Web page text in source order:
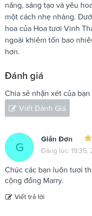
năng, sáng tạo và yêu
một cách nhẹ nhàng.
hoa của Hoa tươi Vinh
ngoài khiêm tốn bao
hơn.
Đánh giá
Chia sẻ nhận xét của bạn
Viết Đánh Giá
G
Giản Đơn
Đăng lúc: 19:35,
Chúc các bạn luôn tươi
cộng đồng Marry.
Viết trả lời